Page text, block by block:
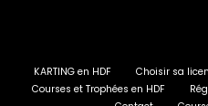
KARTING en HDF Choisir sa
Courses et Trophées en HDF